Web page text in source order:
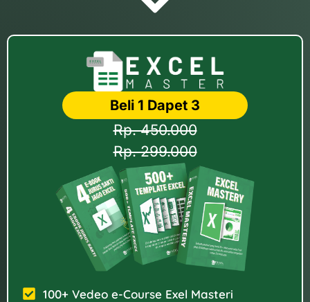
Beli 1 Dapet 3
Rp. 450.000
Rp. 299.000
100+ Vedeo e-Course Exel Masteri